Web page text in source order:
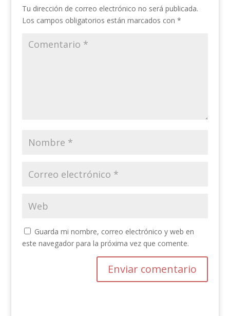
Tu dirección de correo electrónico no será publicada.
Los campos obligatorios están marcados con *
Guarda mi nombre, correo electrónico y web en
este navegador para la próxima vez que comente.